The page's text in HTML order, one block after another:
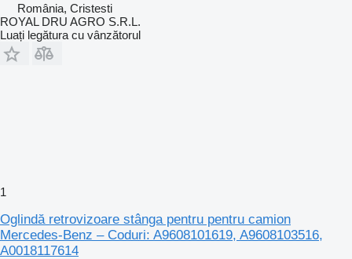
România, Cristesti
ROYAL DRU AGRO S.R.L.
Luați legătura cu vânzătorul
1
Oglindă retrovizoare stânga pentru pentru camion
Mercedes-Benz – Coduri: A9608101619, A9608103516,
A0018117614